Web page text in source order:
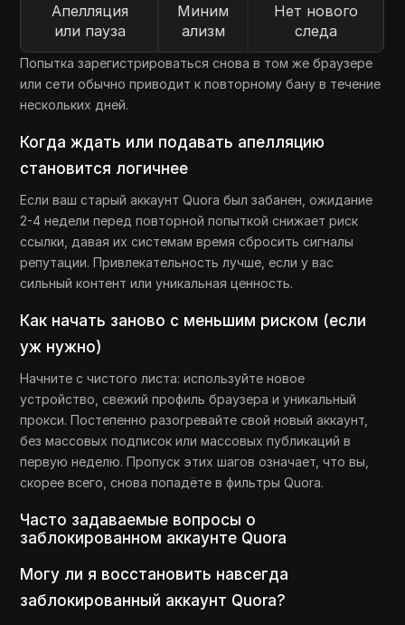
Апелляция
или пауза
Миним
ализм
Нет нового
следа
Попытка зарегистрироваться снова в том же браузере
или сети обычно приводит к повторному бану в течение
нескольких дней.
Когда ждать или подавать апелляцию
становится логичнее
Если ваш старый аккаунт Quora был забанен, ожидание
2-4 недели перед повторной попыткой снижает риск
ссылки, давая их системам время сбросить сигналы
репутации. Привлекательность лучше, если у вас
сильный контент или уникальная ценность.
Как начать заново с меньшим риском (если
уж нужно)
Начните с чистого листа: используйте новое
устройство, свежий профиль браузера и уникальный
прокси. Постепенно разогревайте свой новый аккаунт,
без массовых подписок или массовых публикаций в
первую неделю. Пропуск этих шагов означает, что вы,
скорее всего, снова попадёте в фильтры Quora.
Часто задаваемые вопросы о
заблокированном аккаунте Quora
Могу ли я восстановить навсегда
заблокированный аккаунт Quora?